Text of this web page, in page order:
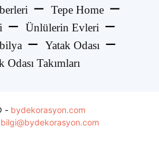
Tepe Home
Ünlülerin Evleri
Yatak Odası
Odası Takımları
- bydekorasyon.com
bilgi@bydekorasyon.com